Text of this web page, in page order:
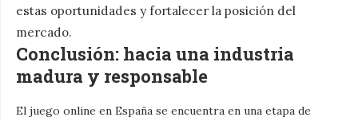
estas oportunidades y fortalecer la posición del
mercado.
Conclusión: hacia una industria
madura y responsable
El juego online en España se encuentra en una etapa de